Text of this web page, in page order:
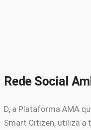
Rede Social
D, a Plataforma AMA
Smart Citizen, utiliza a